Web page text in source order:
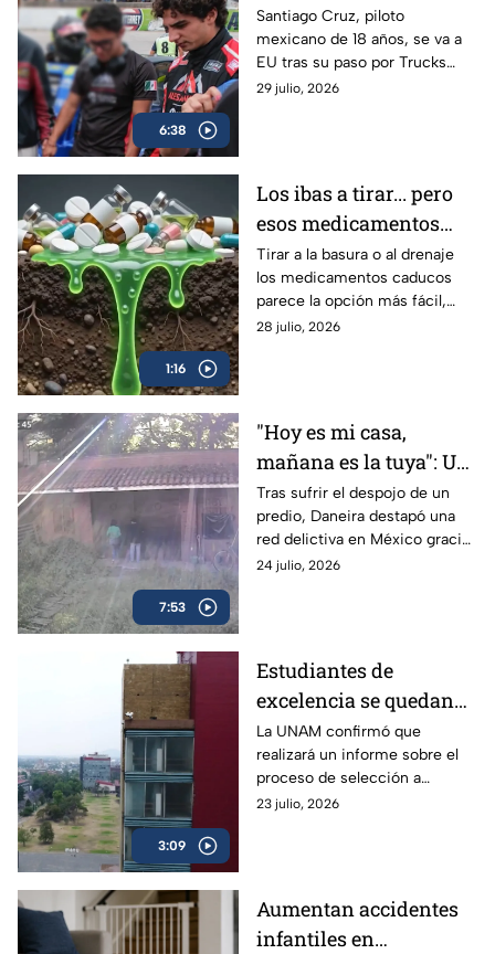
6:38
Santiago Cruz, el piloto
de 18 años que va tras
la NASCAR
Santiago Cruz, piloto
mexicano de 18 años, se va a
EU tras su paso por Trucks
México Series para acercarse a
29 julio, 2026
1:16
Los ibas a tirar... pero
esos medicamentos
caducos pueden hacer
más daño del que
imaginas
Tirar a la basura o al drenaje
los medicamentos caducos
parece la opción más fácil,
pero hacerlo puede
28 julio, 2026
7:53
"Hoy es mi casa,
mañana es la tuya": Un
despojo destapó la red
delictiva
Tras sufrir el despojo de un
predio, Daneira destapó una
red delictiva en México gracias
a la unión de vecinos y pese al
24 julio, 2026
3:09
Estudiantes de
excelencia se quedan
sin un lugar para
cursar la universidad
La UNAM confirmó que
realizará un informe sobre el
proceso de selección a
licenciatura, a fin de aclarar el
23 julio, 2026
Aumentan accidentes
infantiles en